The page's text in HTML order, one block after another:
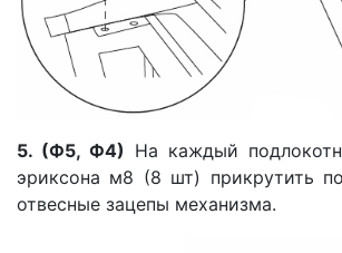
5. (Ф5, Ф4) На каждый
эриксона м8 (8 шт) прикрутить
отвесные зацепы механизма.